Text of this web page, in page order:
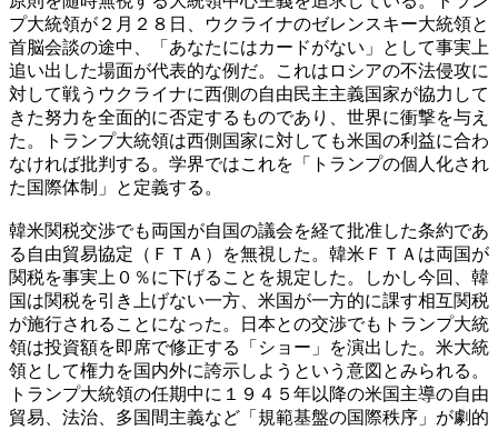
プ大統領が２月２８日、ウクライナのゼレンスキー大統領と
首脳会談の途中、「あなたにはカードがない」として事実上
追い出した場面が代表的な例だ。これはロシアの不法侵攻に
対して戦うウクライナに西側の自由民主主義国家が協力して
きた努力を全面的に否定するものであり、世界に衝撃を与え
た。トランプ大統領は西側国家に対しても米国の利益に合わ
なければ批判する。学界ではこれを「トランプの個人化され
た国際体制」と定義する。
韓米関税交渉でも両国が自国の議会を経て批准した条約であ
る自由貿易協定（ＦＴＡ）を無視した。韓米ＦＴＡは両国が
関税を事実上０％に下げることを規定した。しかし今回、韓
国は関税を引き上げない一方、米国が一方的に課す相互関税
が施行されることになった。日本との交渉でもトランプ大統
領は投資額を即席で修正する「ショー」を演出した。米大統
領として権力を国内外に誇示しようという意図とみられる。
トランプ大統領の任期中に１９４５年以降の米国主導の自由
貿易、法治、多国間主義など「規範基盤の国際秩序」が劇的